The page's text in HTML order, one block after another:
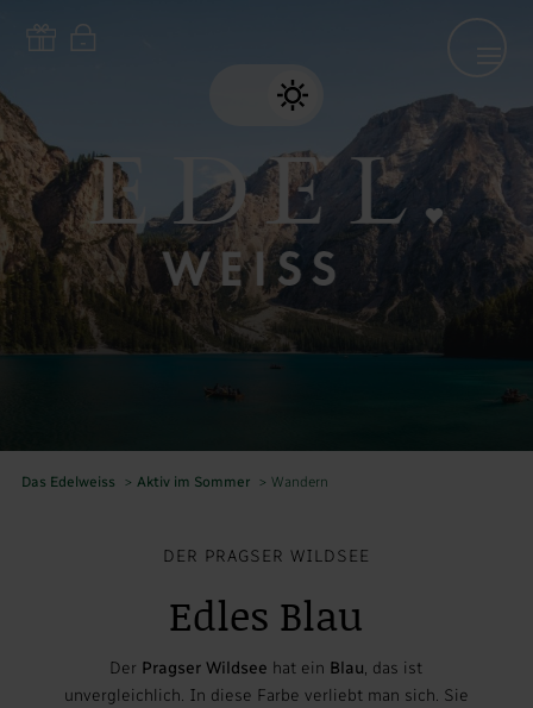
Das Edelweiss > Aktiv im Sommer > Wandern
DER PRAGSER WILDSEE
Edles Blau
Der Pragser Wildsee hat ein Blau, das ist
unvergleichlich. In diese Farbe verliebt man sich. Sie